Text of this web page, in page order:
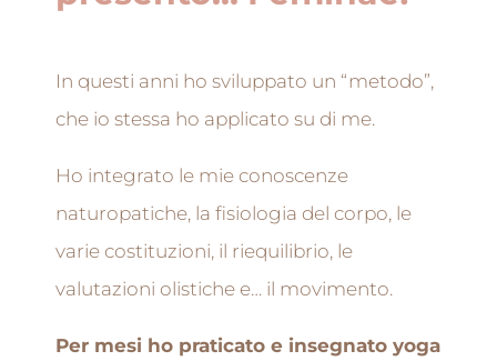
In questi anni ho sviluppato un “metodo”,
che io stessa ho applicato su di me.
Ho integrato le mie conoscenze
naturopatiche, la fisiologia del corpo, le
varie costituzioni, il riequilibrio, le
valutazioni olistiche e… il movimento.
Per mesi ho praticato e insegnato yoga